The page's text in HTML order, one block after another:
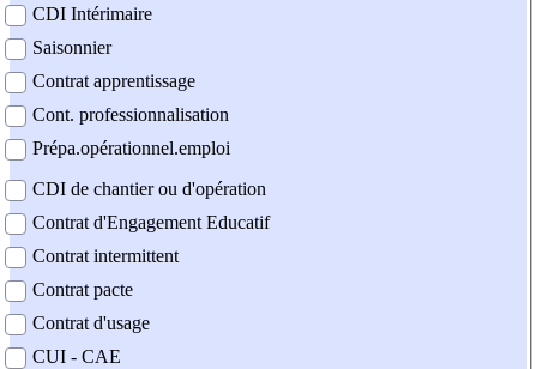
CDI Intérimaire
Saisonnier
Contrat apprentissage
Cont. professionnalisation
Prépa.opérationnel.emploi
CDI de chantier ou d'opération
Contrat d'Engagement Educatif
Contrat intermittent
Contrat pacte
Contrat d'usage
CUI - CAE